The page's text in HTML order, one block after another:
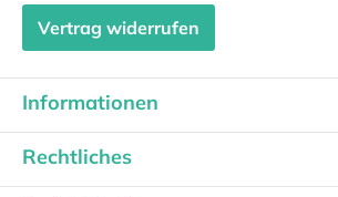
Vertrag widerrufen
Informationen
Rechtliches